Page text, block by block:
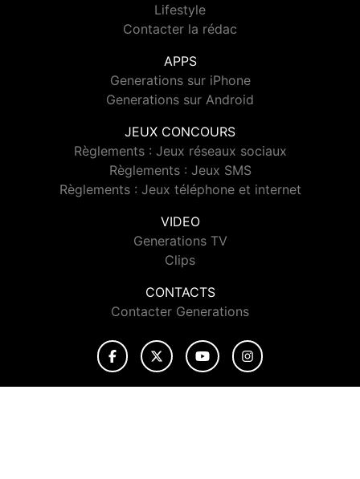
Lifestyle
Contacter la rédac
APPS
Generations sur iPhone
Generations sur Android
JEUX CONCOURS
Règlements : Jeux réseaux sociaux
Règlements : Jeux SMS
Règlements : Jeux téléphone et internet
VIDEO
Generations TV
Clips
CONTACTS
Contacter Generations